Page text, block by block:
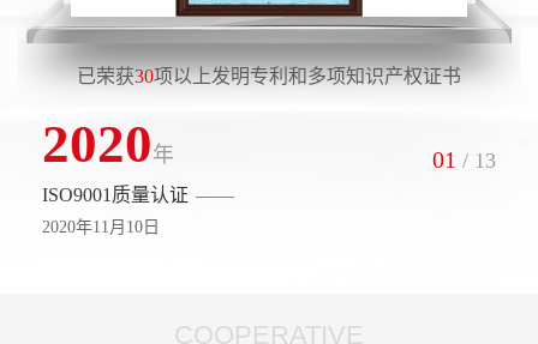
已荣获30项以上发明专利和多项知识产权证书
2020年 01 / 13
ISO9001质量认证
2020年11月10日
COOPERATIVE